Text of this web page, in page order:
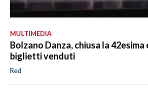
MULTIMEDIA
Bolzano Danza, chiusa la 42esima
biglietti venduti
Red